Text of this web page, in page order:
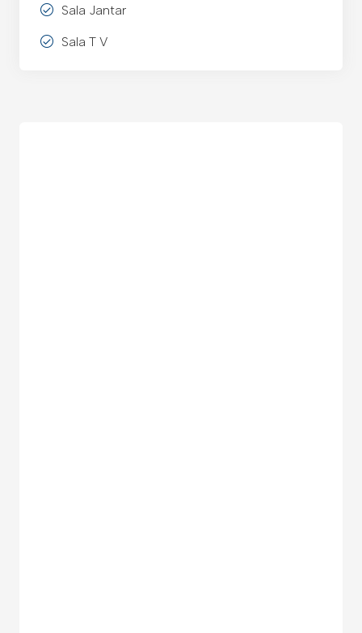
Sala Jantar
Sala T V